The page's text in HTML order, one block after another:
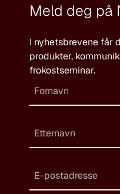
Meld deg på
I nyhetsbrevene får
produkter,
frokostseminar.